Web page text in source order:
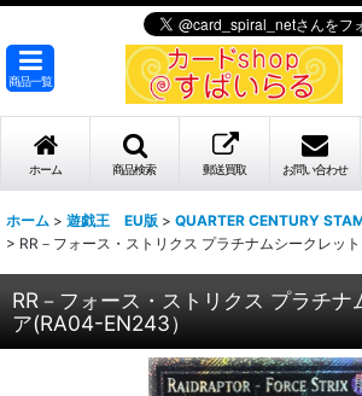
商品一覧
ホーム 商品検索 郵送買取 お問い合わせ
ホーム > 遊戯王 EU版 > QUARTER CENTURY
> RR－フォース・ストリクス プラチナムシークレッ
RR－フォース・ストリクス プラチナ
ア(RA04-EN243）